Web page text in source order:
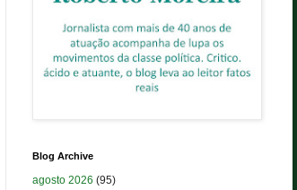
Blog Archive
agosto 2026 (95)